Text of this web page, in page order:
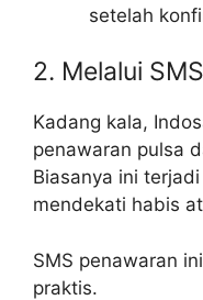
setelah
2. Melalui
Kadang kala,
penawaran pulsa
Biasanya ini
mendekati habis
SMS penawaran
praktis.